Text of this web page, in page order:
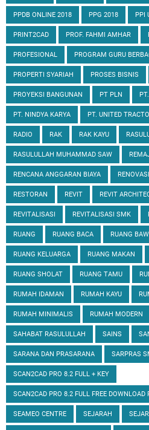
PPDB ONLINE 2018 PPG 2018 PPI
PRINT2CAD PROF. FAHMI AMHAR
PROFESIONAL PROGRAM GURU
PROPERTI SYARIAH PROSES BISNIS
PROYEKSI BANGUNAN PT PLN
PT. NINDYA KARYA PT. UNITED
RADIO RAK RAK KAYU
RASULULLAH MUHAMMAD SAW
RENCANA ANGGARAN BIAYA RENOVASI
RESTORAN REVIT REVIT
REVITALISASI REVITALISASI SMK
RUANG RUANG BACA RUANG
RUANG KELUARGA RUANG MAKAN
RUANG SHOLAT RUANG TAMU
RUMAH IDAMAN RUMAH KAYU
RUMAH MINIMALIS RUMAH MODERN
SAHABAT RASULULLAH SAINS
SARANA DAN PRASARANA SARPRAS
SCAN2CAD PRO 8.2 FULL + KEY
SCAN2CAD PRO 8.2 FULL FREE DOWNLOAD
SEAMEO CENTRE SEJARAH